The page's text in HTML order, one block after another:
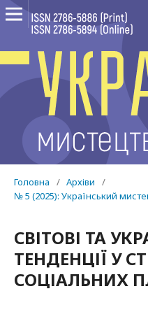
Головна / Архіви
/
№ 5 (2025): Український
СВІТОВІ ТА
ТЕНДЕНЦІЇ У
СОЦІАЛЬНИХ